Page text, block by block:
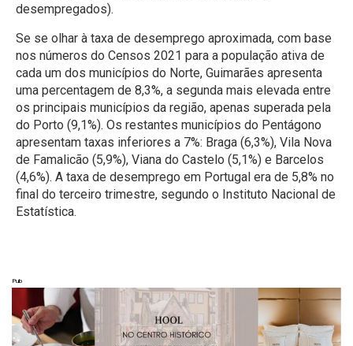
desempregados).
Se se olhar à taxa de desemprego aproximada, com base
nos números do Censos 2021 para a população ativa de
cada um dos municípios do Norte, Guimarães apresenta
uma percentagem de 8,3%, a segunda mais elevada entre
os principais municípios da região, apenas superada pela
do Porto (9,1%). Os restantes municípios do Pentágono
apresentam taxas inferiores a 7%: Braga (6,3%), Vila Nova
de Famalicão (5,9%), Viana do Castelo (5,1%) e Barcelos
(4,6%). A taxa de desemprego em Portugal era de 5,8% no
final do terceiro trimestre, segundo o Instituto Nacional de
Estatística.
Pub